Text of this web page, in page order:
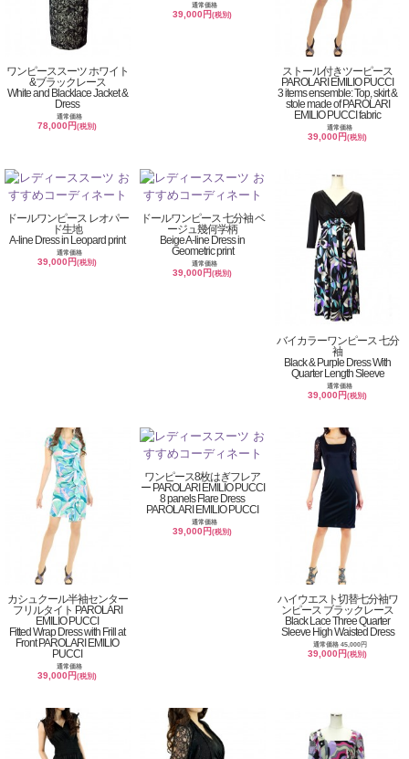
ワンピーススーツ ホワイト
&ブラックレース
White and Blacklace Jacket &
Dress
通常価格
78,000円(税別)
通常価格
39,000円(税別)
ストール付きツーピース
PAROLARI EMILIO PUCCI
3 items ensemble: Top, skirt &
stole made of PAROLARI
EMILIO PUCCI fabric
通常価格
39,000円(税別)
ドールワンピース レオパー
ド生地
A-line Dress in Leopard print
通常価格
39,000円(税別)
ドールワンピース 七分袖 ベ
ージュ幾何学柄
Beige A-line Dress in
Geometric print
通常価格
39,000円(税別)
バイカラーワンピース 七分
袖
Black & Purple Dress With
Quarter Length Sleeve
通常価格
39,000円(税別)
カシュクール半袖センター
フリルタイト PAROLARI
EMILIO PUCCI
Fitted Wrap Dress with Frill at
Front PAROLARI EMILIO
PUCCI
通常価格
39,000円(税別)
ワンピース8枚はぎフレア
ー PAROLARI EMILIO PUCCI
8 panels Flare Dress
PAROLARI EMILIO PUCCI
通常価格
39,000円(税別)
ハイウエスト切替七分袖ワ
ンピース ブラックレース
Black Lace Three Quarter
Sleeve High Waisted Dress
通常価格 45,000円
39,000円(税別)